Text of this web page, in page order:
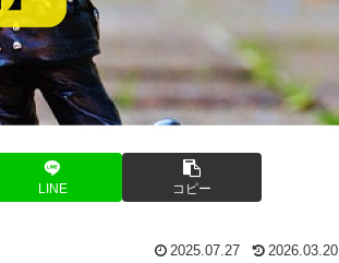
LINE コピー
2025.07.27 2026.03.20